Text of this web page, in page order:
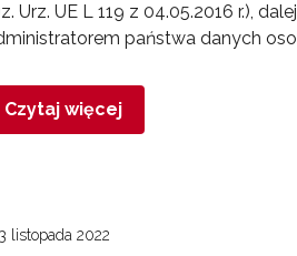
Urz. UE L 119 z 04.05.2016 r.),
państwa danych
Czytaj więcej
3 listopada 2022
ORE
i programach.
e-mail:
marketingowych.